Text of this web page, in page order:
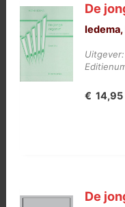
De
Uitgever:
€ 14,95
De